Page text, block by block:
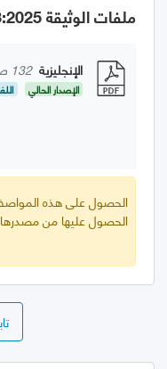
ملفات الوثيقة GSO ISO 5053-3:2025
الإنجليزية 132 صفحات
الإصدار الحالي
الحصول على هذه
الحصول عليها من مصدرها